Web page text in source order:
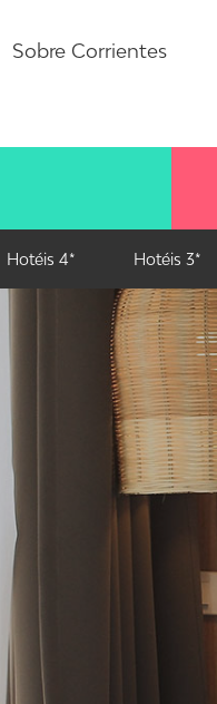
Sobre Corrientes
Hotéis 4* Hotéis 3*